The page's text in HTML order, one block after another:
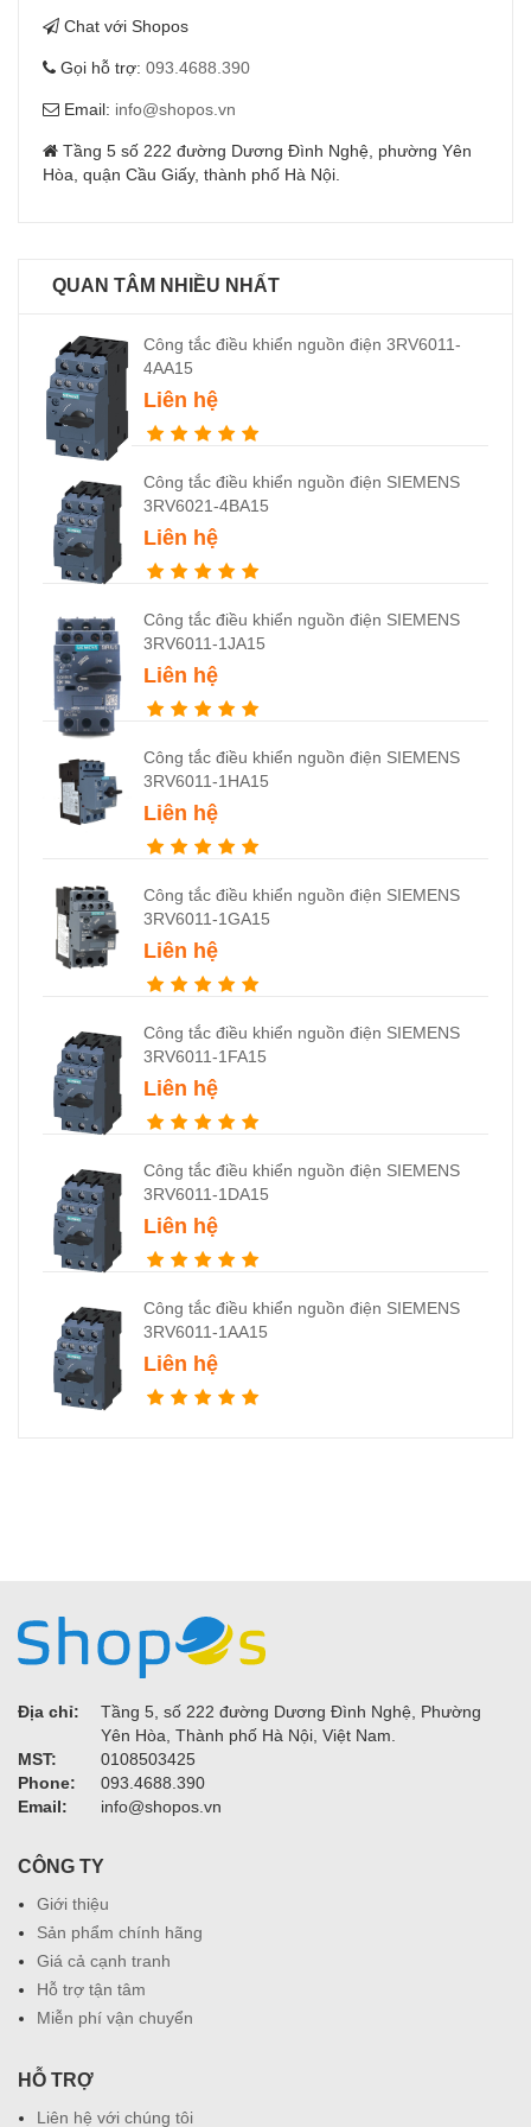
không, máy móc trong ngành công nghiệp hóa chất, và các hệ
Chat với Shopos
Gọi hỗ trợ: 093.4688.390
Email: info@shopos.vn
Tầng 5 số 222 đường Dương Đình Nghệ, phường Yên
Hòa, quận Cầu Giấy, thành phố Hà Nội.
QUAN TÂM NHIỀU NHẤT
Công tắc điều khiển nguồn điện 3RV6011-
4AA15
Liên hệ
Công tắc điều khiển nguồn điện SIEMENS
3RV6021-4BA15
Liên hệ
Công tắc điều khiển nguồn điện SIEMENS
3RV6011-1JA15
Liên hệ
Công tắc điều khiển nguồn điện SIEMENS
3RV6011-1HA15
Liên hệ
Công tắc điều khiển nguồn điện SIEMENS
3RV6011-1GA15
Liên hệ
Công tắc điều khiển nguồn điện SIEMENS
3RV6011-1FA15
Liên hệ
Công tắc điều khiển nguồn điện SIEMENS
3RV6011-1DA15
Liên hệ
Công tắc điều khiển nguồn điện SIEMENS
3RV6011-1AA15
Liên hệ
Địa chỉ:
Tầng 5, số 222 đường Dương Đình Nghệ, Phường
Yên Hòa, Thành phố Hà Nội, Việt Nam.
MST:
0108503425
Phone:
093.4688.390
Email:
info@shopos.vn
CÔNG TY
Giới thiệu
Sản phẩm chính hãng
Giá cả cạnh tranh
Hỗ trợ tận tâm
Miễn phí vận chuyển
HỖ TRỢ
Liên hệ với chúng tôi